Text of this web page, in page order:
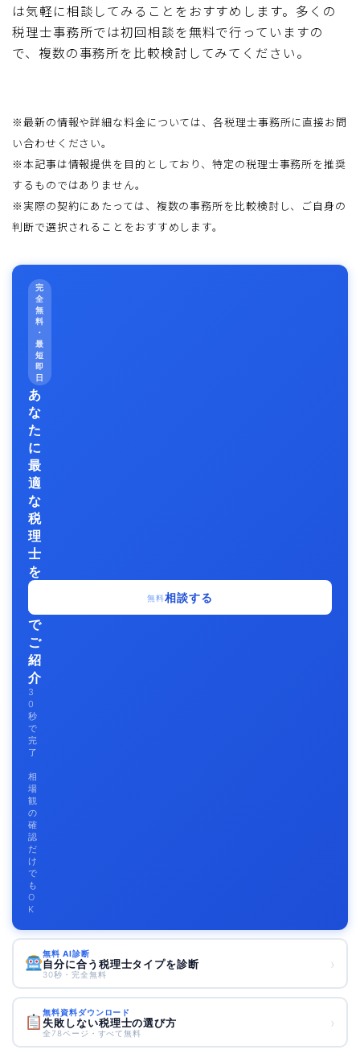
は気軽に相談してみることをおすすめします。多くの
税理士事務所では初回相談を無料で行っていますの
で、複数の事務所を比較検討してみてください。
※最新の情報や詳細な料金については、各税理士事務所に直接お問
い合わせください。
※本記事は情報提供を目的としており、特定の税理士事務所を推奨
するものではありません。
※実際の契約にあたっては、複数の事務所を比較検討し、ご自身の
判断で選択されることをおすすめします。
完
全
無
料
・
最
短
即
日
あ
な
た
に
最
適
な
税
理
士
を
無
料
で
ご
紹
介
3
0
秒
で
完
了
相
場
観
の
確
認
だ
け
で
も
O
K
無料相談する
無料 AI診断
自分に合う税理士タイプを診断
30秒・完全無料
›
無料資料ダウンロード
失敗しない税理士の選び方
全78ページ・すべて無料
›